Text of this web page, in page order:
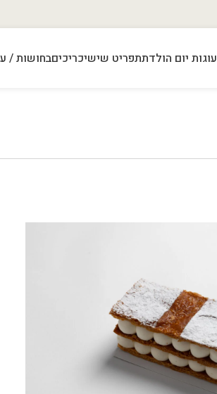
עוגות יום הולדתתפריט שישיכריכיםבחושות /